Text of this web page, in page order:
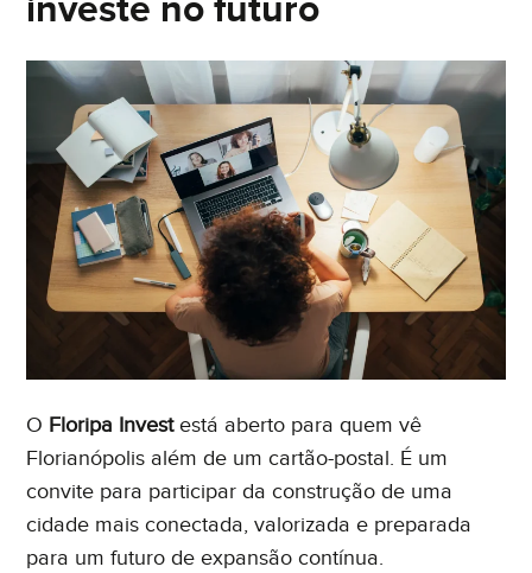
investe no futuro
O Floripa Investestá aberto para quem vê
Florianópolis além de um cartão-postal. É um
convite para participar da construção de uma
cidade mais conectada, valorizada e preparada
para um futuro de expansão contínua.